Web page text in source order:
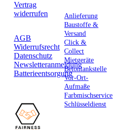
Vertrag
widerrufen
AGB
Widerrufsrecht
Datenschutz
Newsletteranmeldung
Batterieentsorgung
Anlieferung
Baustoffe &
Versand
Click &
Collect
Mietgeräte
Betontankstelle
Vor-Ort-
Aufmaße
Farbmischservice
Schlüsseldienst